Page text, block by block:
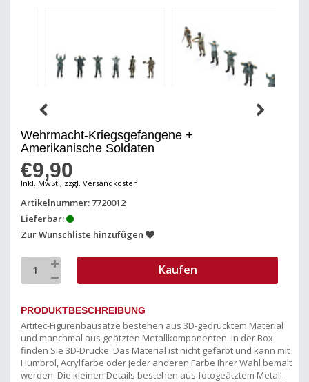
Wehrmacht-Kriegsgefangene +
Amerikanische Soldaten
€9,90
Inkl. MwSt., zzgl. Versandkosten
Artikelnummer: 7720012
Lieferbar:
Zur Wunschliste hinzufügen
Kaufen
PRODUKTBESCHREIBUNG
Artitec-Figurenbausätze bestehen aus 3D-gedrucktem Material
und manchmal aus geätzten Metallkomponenten. In der Box
finden Sie 3D-Drucke. Das Material ist nicht gefärbt und kann mit
Humbrol, Acrylfarbe oder jeder anderen Farbe Ihrer Wahl bemalt
werden. Die kleinen Details bestehen aus fotogeätztem Metall.